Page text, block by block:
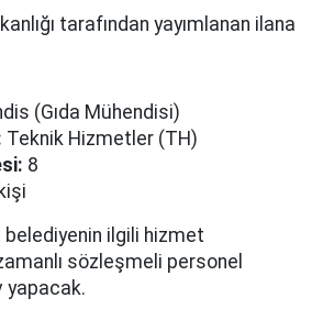
tarafından yayımlanan ilana
(Gıda Mühendisi)
Teknik Hizmetler (TH)
8
belediyenin ilgili hizmet
sözleşmeli personel
yapacak.